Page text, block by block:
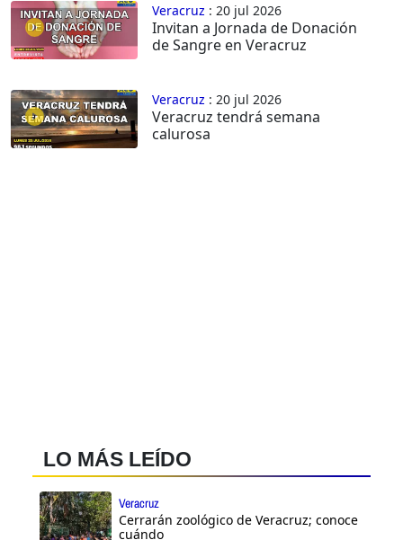
Veracruz : 20 jul 2026
Invitan a Jornada de Donación
de Sangre en Veracruz
Veracruz : 20 jul 2026
Veracruz tendrá semana
calurosa
LO MÁS LEÍDO
Veracruz
Cerrarán zoológico de Veracruz; conoce
cuándo